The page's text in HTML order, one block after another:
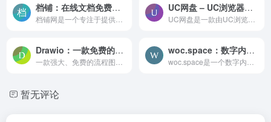
档铺：在线文档免费处理，提供Word、Excel和PPT的转换、编辑、处理和转换功能 UC网盘 – UC浏览器推出的大文件传输与分享工具
Drawio：一款免费的流程图表绘制工具，功能媲美Visio和亿图 woc.space：数字内容交付、协作平台
暂无评论